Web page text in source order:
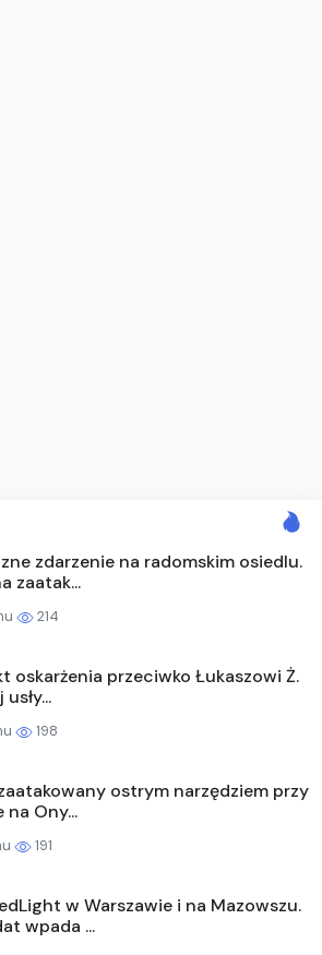
zdarzenie na radomskim osiedlu.
zaatak...
214
oskarżenia przeciwko Łukaszowi Ż.
198
ostrym narzędziem przy
Ony...
191
w Warszawie i na Mazowszu.
wpada ...